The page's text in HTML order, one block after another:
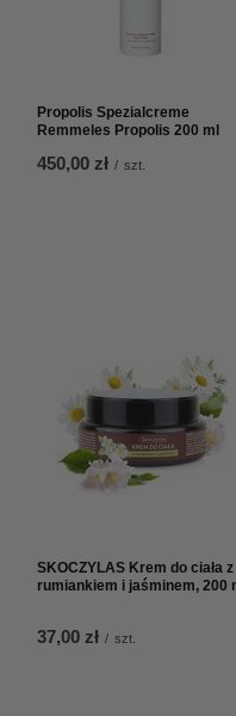
Propolis Spezialcreme
Remmeles Propolis 200 ml
450,00 zł / szt.
SKOCZYLAS Krem do ciała z
rumiankiem i jaśminem, 200
37,00 zł / szt.